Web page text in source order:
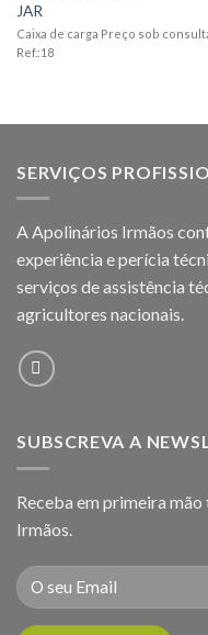
JAR
Caixa de carga Preço sob
Ref.:18
SERVIÇOS
A Apolinários Irmãos
experiência e perícia
serviços de assistência
agricultores nacionais.
SUBSCREVA A
Receba em primeira
Irmãos.